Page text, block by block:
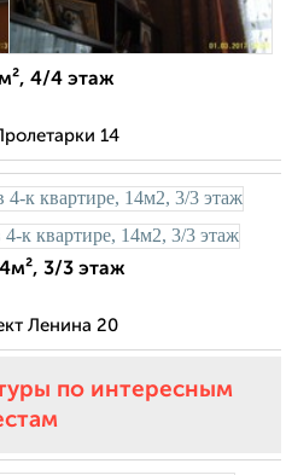
4/4 этаж
14
3/3 этаж
Ленина 20
по интересным